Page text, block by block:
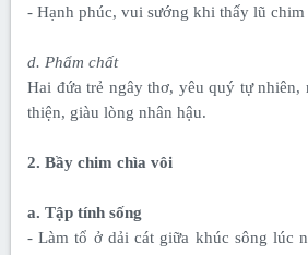
- Hạnh phúc, vui sướng khi thấy lũ chim
d. Phẩm chất
Hai đứa trẻ ngây thơ, yêu quý tự nhiên,
thiện, giàu lòng nhân hậu.
2. Bầy chim chìa vôi
a. Tập tính sống
- Làm tổ ở dải cát giữa khúc sông lúc